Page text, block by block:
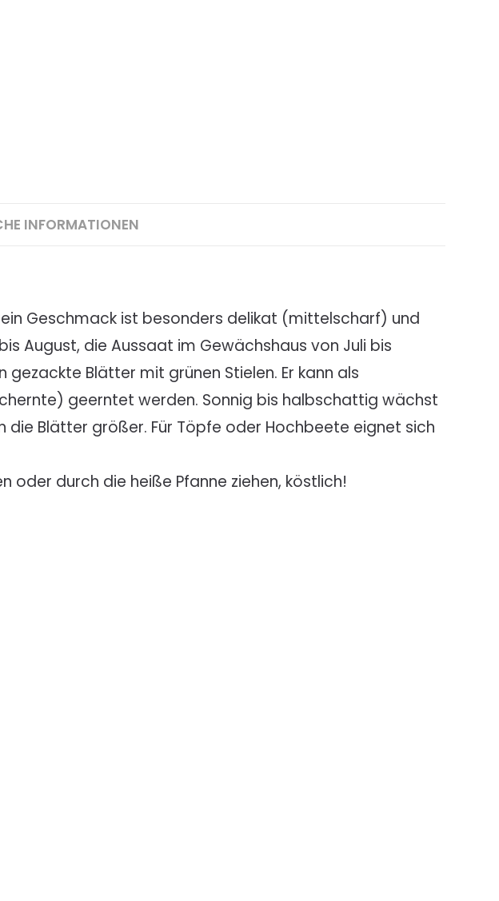
INFORMATIONEN
Geschmack ist besonders delikat (mittelscharf) und
August, die Aussaat im Gewächshaus von Juli bis
Blätter mit grünen Stielen. Er kann als
geerntet werden. Sonnig bis halbschattig wächst
die Blätter größer. Für Töpfe oder Hochbeete eignet sich
durch die heiße Pfanne ziehen, köstlich!